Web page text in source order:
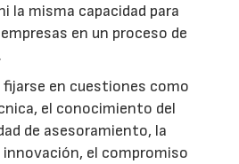
la misma capacidad para
en un proceso de
fijarse en cuestiones como
el conocimiento del
de asesoramiento, la
el compromiso